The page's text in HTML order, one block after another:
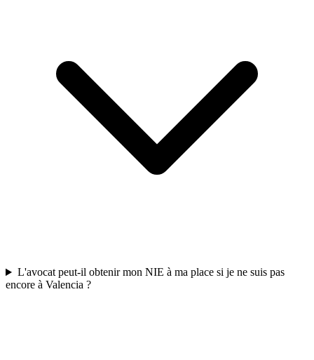
L'avocat peut-il obtenir mon NIE à ma place si je ne suis pas
encore à Valencia ?